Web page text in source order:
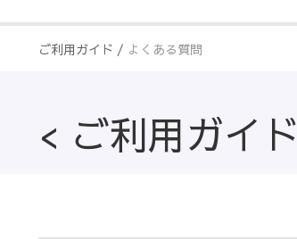
ご利用ガイド / よくある質問
< ご利用ガイド